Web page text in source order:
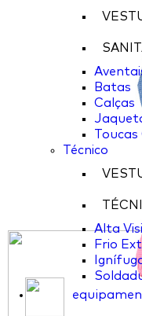
Batas
Calças
Toucas
Técnico
Alta
Frio